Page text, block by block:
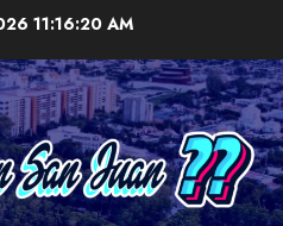
11:16:21 AM